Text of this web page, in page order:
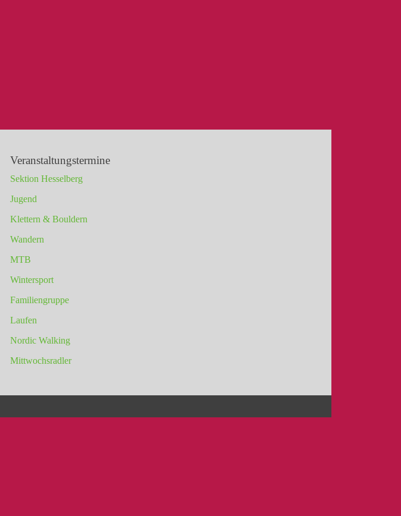
Veranstaltungstermine
Sektion Hesselberg
Jugend
Klettern & Bouldern
Wandern
MTB
Wintersport
Familiengruppe
Laufen
Nordic Walking
Mittwochsradler